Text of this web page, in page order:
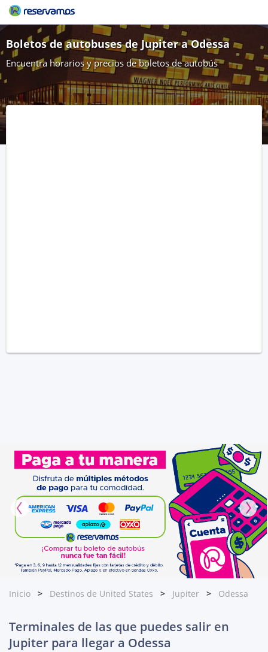
Boletos de autobuses de Jupiter a Odessa
Encuentra horarios y precios de boletos de autobús
Inicio Destinos de United States Jupiter Odessa
Terminales de las que puedes salir en
Jupiter para llegar a Odessa